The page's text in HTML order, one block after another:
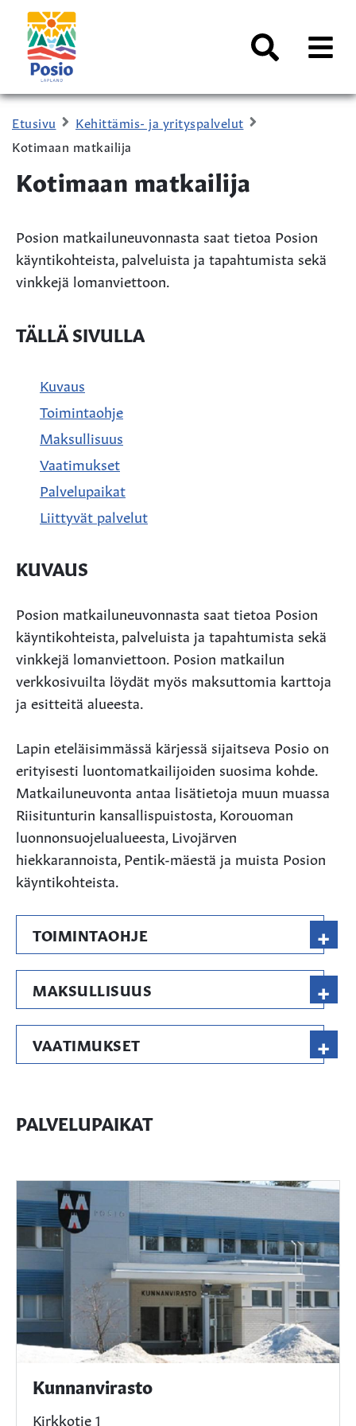
Siirry sisältöön
Kaupungin
logo
AVAA
Etusivu
Kehittämis- ja yrityspalvelut
Kotimaan matkailija
Kotimaan matkailija
Posion matkailuneuvonnasta saat tietoa Posion
käyntikohteista, palveluista ja tapahtumista sekä
vinkkejä lomanviettoon.
TÄLLÄ SIVULLA
Kuvaus
Toimintaohje
Maksullisuus
Vaatimukset
Palvelupaikat
Liittyvät palvelut
KUVAUS
Posion matkailuneuvonnasta saat tietoa Posion
käyntikohteista, palveluista ja tapahtumista sekä
vinkkejä lomanviettoon. Posion matkailun
verkkosivuilta löydät myös maksuttomia karttoja
ja esitteitä alueesta.
Lapin eteläisimmässä kärjessä sijaitseva Posio on
erityisesti luontomatkailijoiden suosima kohde.
Matkailuneuvonta antaa lisätietoja muun muassa
Riisitunturin kansallispuistosta, Korouoman
luonnonsuojelualueesta, Livojärven
hiekkarannoista, Pentik-mäestä ja muista Posion
käyntikohteista.
TOIMINTAOHJE +
MAKSULLISUUS +
VAATIMUKSET +
PALVELUPAIKAT
Kunnanvirasto
Kirkkotie 1